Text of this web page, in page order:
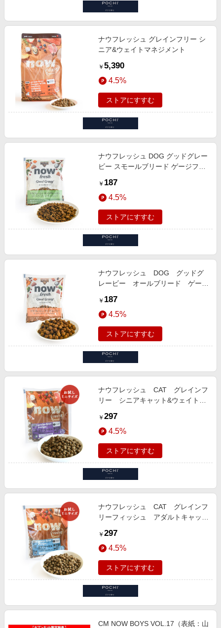
ナウフレッシュ グレインフリー シ
ニア&ウェイトマネジメント
￥ 5,390
4.5%
ストアにすすむ
ナウフレッシュ DOG グッドグレー
ビー スモールブリード ゲージフリ
￥ 187
4.5%
ストアにすすむ
ナウフレッシュ DOG グッドグ
レービー オールブリード ゲージ
イズ
￥ 187
4.5%
ストアにすすむ
ナウフレッシュ CAT グレインフ
リー シニアキャット&ウェイトマ
￥ 297
4.5%
ストアにすすむ
ナウフレッシュ CAT グレインフ
リーフィッシュ アダルトキャッ
￥ 297
4.5%
ストアにすすむ
CM NOW BOYS VOL.17（表紙：山